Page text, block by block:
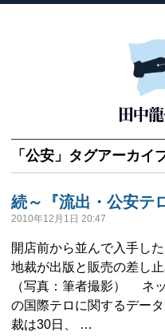
「 公安 」タグアーカイ
続～『流出・公安テ
2010年12月1日 20:47
開店前から並んで入手し
地裁が出版と販売の差し
（写真：筆者撮影） ネ
の国際テロに関するデー
裁は30日、 …